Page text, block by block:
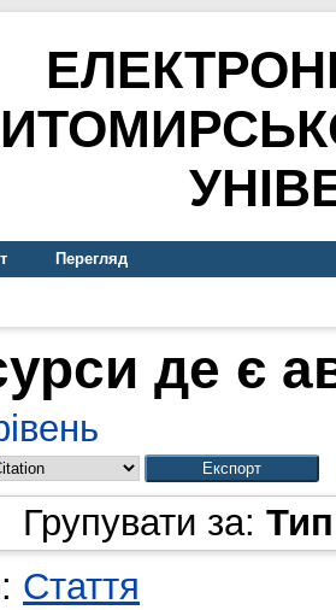
Перегляд
де є
Групувати за:
Стаття